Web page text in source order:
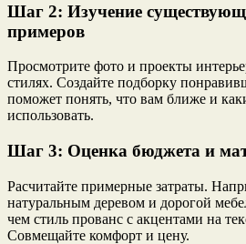
Шаг 2: Изучение
примеров
Просмотрите фото и проекты
стилях. Создайте подборку
поможет понять, что вам ближе и
использовать.
Шаг 3: Оценка бюджета и
Расчитайте примерные затраты.
натуральным деревом и дорогой
чем стиль прованс с акцентами на
Совмещайте комфорт и цену.